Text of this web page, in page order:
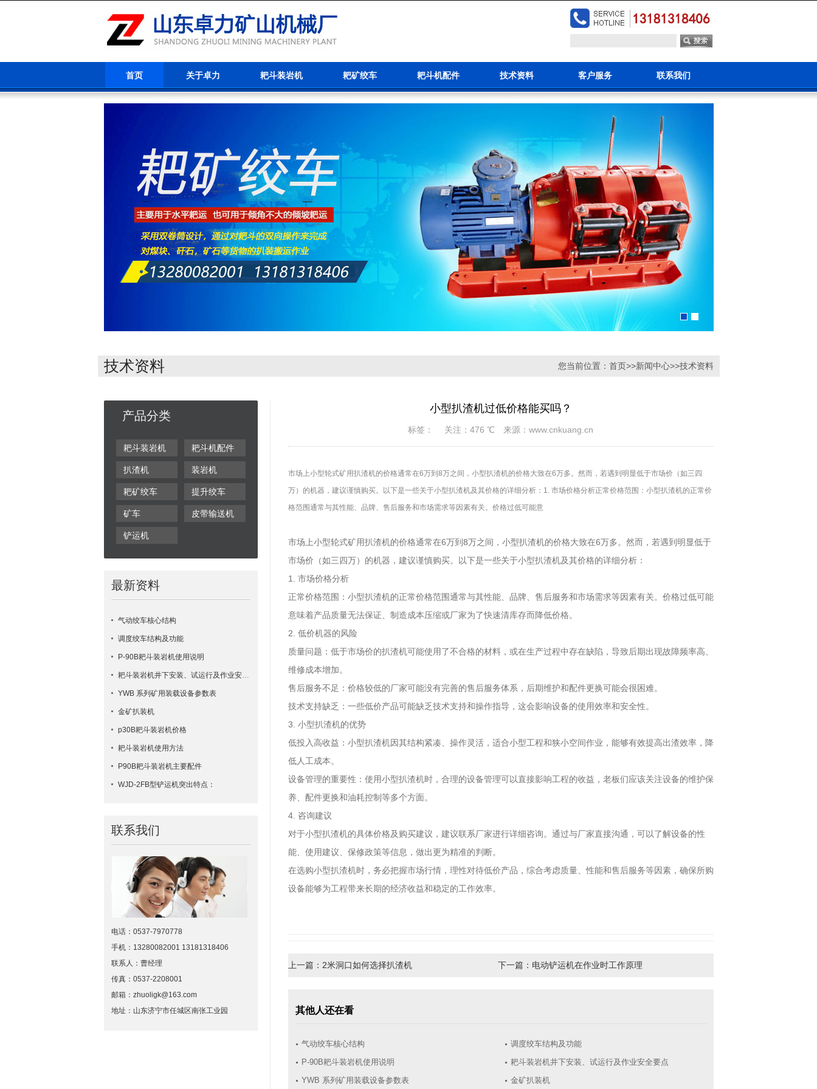
首页 关于卓力 耙斗装岩机 耙矿绞车 耙斗机配件 技术资料 客户服务 联系我们
您当前位置： 首页>>新闻中心>>技术资料
技术资料
产品分类
耙斗装岩机 耙斗机配件
扒渣机 装岩机
耙矿绞车 提升绞车
矿车 皮带输送机
铲运机
最新资料
气动绞车核心结构
调度绞车结构及功能
P-90B耙斗装岩机使用说明
耙斗装岩机井下安装、试运行及作业安全要点
YWB 系列矿用装载设备参数表
金矿扒装机
p30B耙斗装岩机价格
耙斗装岩机使用方法
​P90B耙斗装岩机主要配件
WJD-2FB型铲运机突出特点：
联系我们
电话：0537-7970778
手机：13280082001 13181318406
联系人：曹经理
传真：0537-2208001
邮箱：zhuoligk@163.com
地址：山东济宁市任城区南张工业园
小型扒渣机过低价格能买吗？
标签： 关注：476 ℃ 来源：www.cnkuang.cn
市场上小型轮式矿用扒渣机的价格通常在6万到8万之间，小型扒渣机的价格大致在6万多。然而，若遇到明显低于市场价（如三四
万）的机器，建议谨慎购买。以下是一些关于小型扒渣机及其价格的详细分析：1. 市场价格分析正常价格范围：小型扒渣机的正常价
格范围通常与其性能、品牌、售后服务和市场需求等因素有关。价格过低可能意
市场上小型轮式矿用扒渣机的价格通常在6万到8万之间，小型扒渣机的价格大致在6万多。然而，若遇到明显低于
市场价（如三四万）的机器，建议谨慎购买。以下是一些关于小型扒渣机及其价格的详细分析：
1. 市场价格分析
正常价格范围：小型扒渣机的正常价格范围通常与其性能、品牌、售后服务和市场需求等因素有关。价格过低可能
意味着产品质量无法保证、制造成本压缩或厂家为了快速清库存而降低价格。
2. 低价机器的风险
质量问题：低于市场价的扒渣机可能使用了不合格的材料，或在生产过程中存在缺陷，导致后期出现故障频率高、
维修成本增加。
售后服务不足：价格较低的厂家可能没有完善的售后服务体系，后期维护和配件更换可能会很困难。
技术支持缺乏：一些低价产品可能缺乏技术支持和操作指导，这会影响设备的使用效率和安全性。
3. 小型扒渣机的优势
低投入高收益：小型扒渣机因其结构紧凑、操作灵活，适合小型工程和狭小空间作业，能够有效提高出渣效率，降
低人工成本。
设备管理的重要性：使用小型扒渣机时，合理的设备管理可以直接影响工程的收益，老板们应该关注设备的维护保
养、配件更换和油耗控制等多个方面。
4. 咨询建议
对于小型扒渣机的具体价格及购买建议，建议联系厂家进行详细咨询。通过与厂家直接沟通，可以了解设备的性
能、使用建议、保修政策等信息，做出更为精准的判断。
在选购小型扒渣机时，务必把握市场行情，理性对待低价产品，综合考虑质量、性能和售后服务等因素，确保所购
设备能够为工程带来长期的经济收益和稳定的工作效率。
上一篇： 2米洞口如何选择扒渣机 下一篇： 电动铲运机在作业时工作原理
其他人还在看
气动绞车核心结构
调度绞车结构及功能
P-90B耙斗装岩机使用说明
耙斗装岩机井下安装、试运行及作业安全要点
YWB 系列矿用装载设备参数表
金矿扒装机